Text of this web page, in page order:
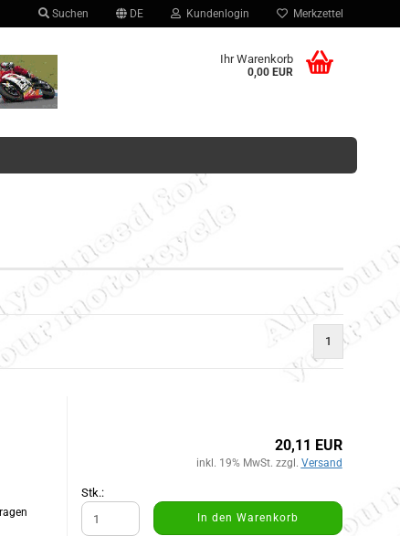
Suchen DE Kundenlogin
erstellen
vergessen?
Merkzettel
Ihr Warenkorb
0,00 EUR
1
20,11 EUR
inkl. 19% MwSt. zzgl. Versand
Stk.:
In den Warenkorb